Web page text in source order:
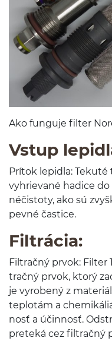
Ako fun­guje fil­ter
Vstup
Prí­tok lep­idla:
vyhrievané hadice
néčis­toty, ako sú
pevné častice.
Fil­trá­cia:
Fil­tračný prvok: Fil­ter
tračný prvok, ktorý
je vyrobený z
teplotám a
nosť a účin­nosť.
preteká cez fil­tračný